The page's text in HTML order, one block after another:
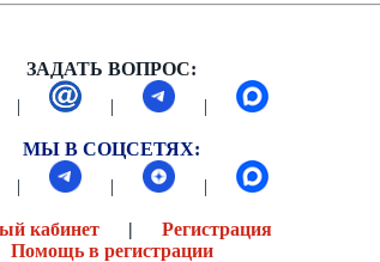
ЗАДАТЬ ВОПРОС:
| |
МЫ В СОЦСЕТЯХ:
| |
кабинет| Регистрация
Помощь в регистрации